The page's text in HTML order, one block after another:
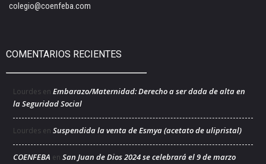
colegio@coenfeba.com
COMENTARIOS RECIENTES
Lourdes en Embarazo/Maternidad: Derecho a ser dada de alta en
la Seguridad Social
Lourdes en Suspendida la venta de Esmya (acetato de ulipristal)
COENFEBA en San Juan de Dios 2024 se celebrará el 9 de marzo